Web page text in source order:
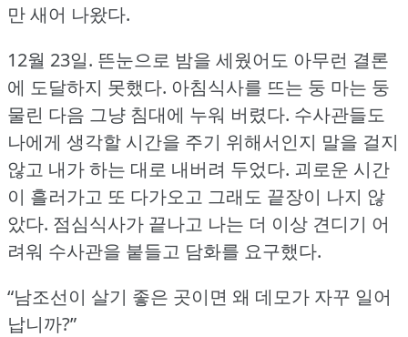
만 새어 나왔다.
12월 23일. 뜬눈으로 밤을 세웠어도 아무런 결론
에 도달하지 못했다. 아침식사를 뜨는 둥 마는 둥
물린 다음 그냥 침대에 누워 버렸다. 수사관들도
나에게 생각할 시간을 주기 위해서인지 말을 걸지
않고 내가 하는 대로 내버려 두었다. 괴로운 시간
이 흘러가고 또 다가오고 그래도 끝장이 나지 않
았다. 점심식사가 끝나고 나는 더 이상 견디기 어
려워 수사관을 붙들고 담화를 요구했다.
“남조선이 살기 좋은 곳이면 왜 데모가 자꾸 일어
납니까?”